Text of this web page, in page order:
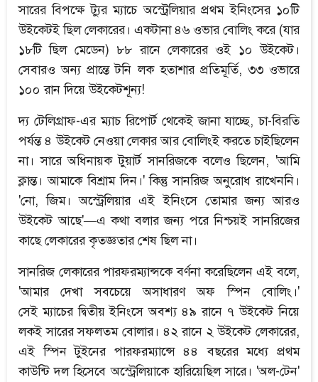
সারের বিপক্ষে ট্যুর ম্যাচে অস্ট্রেলিয়ার প্রথম ইনিংসের ১০টি
উইকেটই ছিল লেকারের। একটানা ৪৬ ওভার বোলিং করে (যার
১৮টি ছিল মেডেন) ৮৮ রানে লেকারের ওই ১০ উইকেট।
সেবারও অন্য প্রান্তে টনি লক হতাশার প্রতিমূর্তি, ৩৩ ওভারে
১০০ রান দিয়ে উইকেটশূন্য!
দ্য টেলিগ্রাফ-এর ম্যাচ রিপোর্ট থেকেই জানা যাচ্ছে, চা-বিরতি
পর্যন্ত ৪ উইকেট নেওয়া লেকার আর বোলিংই করতে চাইছিলেন
না। সারে অধিনায়ক টুয়ার্ট সানরিজকে বলেও ছিলেন, 'আমি
ক্লান্ত। আমাকে বিশ্রাম দিন।' কিন্তু সানরিজ অনুরোধ রাখেননি।
'নো, জিম। অস্ট্রেলিয়ার এই ইনিংসে তোমার জন্য আরও
উইকেট আছে'—এ কথা বলার জন্য পরে নিশ্চয়ই সানরিজের
কাছে লেকারের কৃতজ্ঞতার শেষ ছিল না।
সানরিজ লেকারের পারফরম্যান্সকে বর্ণনা করেছিলেন এই বলে,
'আমার দেখা সবচেয়ে অসাধারণ অফ স্পিন বোলিং।'
সেই ম্যাচের দ্বিতীয় ইনিংসে অবশ্য ৪৯ রানে ৭ উইকেট নিয়ে
লকই সারের সফলতম বোলার। ৪২ রানে ২ উইকেট লেকারের,
এই স্পিন টুইনের পারফরম্যান্সে ৪৪ বছরের মধ্যে প্রথম
কাউন্টি দল হিসেবে অস্ট্রেলিয়াকে হারিয়েছিল সারে। 'অল-টেন'